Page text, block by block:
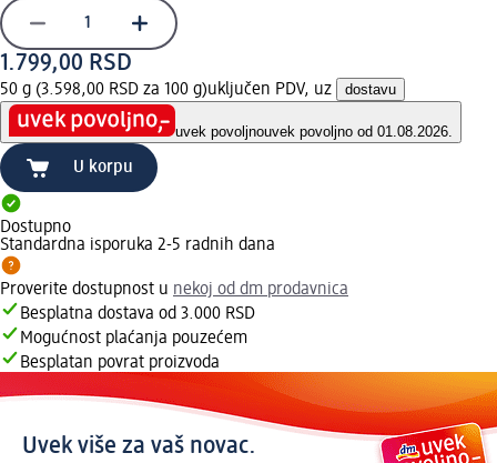
1.799,00 RSD
50 g (3.598,00 RSD za 100 g)uključen PDV, uz dostavu
uvek povoljnouvek povoljno od 01.08.2026.
U korpu
Dostupno
Standardna isporuka 2-5 radnih dana
Proverite dostupnost u nekoj od dm prodavnica
Besplatna dostava od 3.000 RSD
Mogućnost plaćanja pouzećem
Besplatan povrat proizvoda
Uvek više za vaš novac.